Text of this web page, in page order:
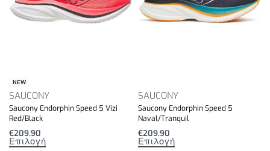
NEW
SAUCONY
Saucony Endorphin Speed 5 Vizi
Red/Black
€209.90
Επιλογή
SAUCONY
Saucony Endorphin Speed 5
Naval/Tranquil
€209.90
Επιλογή